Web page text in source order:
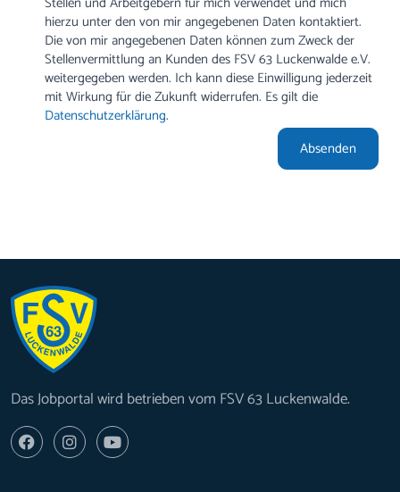
hierzu unter den von mir angegebenen Daten kontaktiert.
Die von mir angegebenen Daten können zum Zweck der
Stellenvermittlung an Kunden des FSV 63 Luckenwalde e.V.
weitergegeben werden. Ich kann diese Einwilligung jederzeit
mit Wirkung für die Zukunft widerrufen. Es gilt die
Datenschutzerklärung.
Absenden
Das Jobportal wird betrieben vom FSV 63 Luckenwalde.